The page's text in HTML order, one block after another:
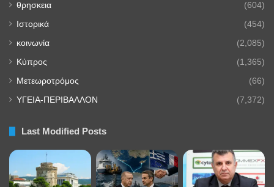
θρησκεια (604)
Ιστορικά (454)
κοινωνία (2,085)
Κύπρος (1,365)
Μετεωροτρόμος (66)
ΥΓΕΙΑ-ΠΕΡΙΒΑΛΛΟΝ (7,372)
Last Modified Posts